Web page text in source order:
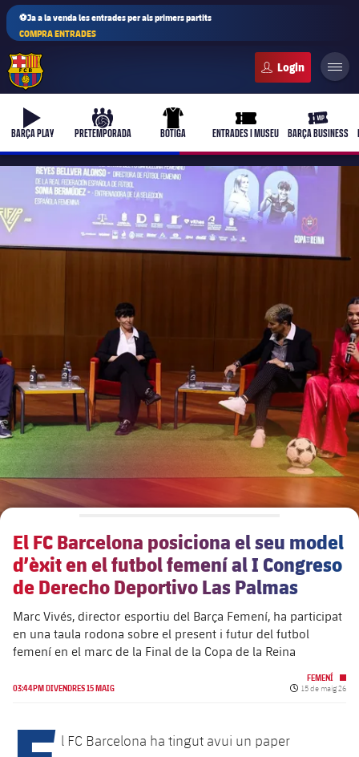
⚽Ja a la venda les entrades per als primers partits
COMPRA ENTRADES
b-play
BARÇA PLAY
culers-ball
PRETEMPORADA
uniform
BOTIGA
ticket-full
ENTRADES I MUSEU
ticket-
BARÇA BUSINESS
plusicon
més
Junta Directiva
Estructura executiva
chevron-right
label.aria.chevronright
Òrgans
chevron-right
label.aria.chevronright
Documents
chevron-right
label.aria.chevronright
Comissions i òrgans
plusicon
més
Barça Academy
Més que un club
Masia 360
La Masia
plusicon
més
Dècada a dècada
Presidents
Jugadors de llegenda
El FC Barcelona posiciona el seu model
d’èxit en el futbol femení al I Congreso
de Derecho Deportivo Las Palmas
Marc Vivés, director esportiu del Barça Femení, ha participat
en una taula rodona sobre el present i futur del futbol
femení en el marc de la Final de la Copa de la Reina
03:44PM DIVENDRES 15 MAIG
FEMENÍ
Data de
15 de maig 26
l FC Barcelona ha tingut avui un paper